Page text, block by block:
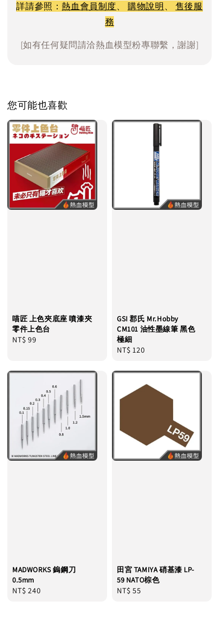
詳請參照：熱血會員制度、 購物說明、 售後服
務
[如有任何疑問請洽熱血模型粉專聯繫，謝謝]
您可能也喜歡
喵匠 上色夾底座 噴漆夾
零件上色台
Regular
NT$ 99
GSI 郡氏 Mr.Hobby
CM101 油性墨線筆 黑色
極細
Regular
NT$ 120
MADWORKS 鎢鋼刀
0.5mm
Regular
NT$ 240
田宮 TAMIYA 硝基漆 LP-
59 NATO棕色
Regular
NT$ 55